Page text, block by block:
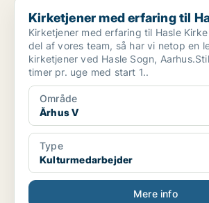
Kirketjener med erfaring til Hasle Kirke
Kirketjener med erfaring til
Kirketjener med erfaring til Hasle
del af vores team, så har vi netop en
kirketjener ved Hasle Sogn,
timer pr. uge med start 1..
Område
Århus V
Type
Kulturmedarbejder
Mere info